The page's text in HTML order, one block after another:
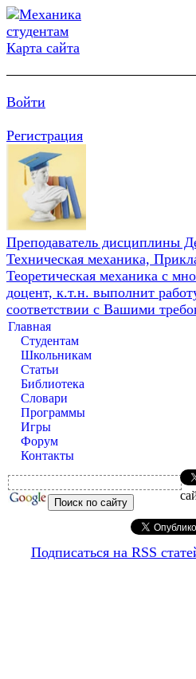
Карта сайта
Войти
Регистрация
Преподаватель дисциплины
Техническая механика,
Теоретическая механика с
доцент, к.т.н. выполнит
соответствии с Вашими
Главная
Студентам
Школьникам
Статьи
Библиотека
Словари
Программы
Игры
Форум
Контакты
Подписаться на RSS